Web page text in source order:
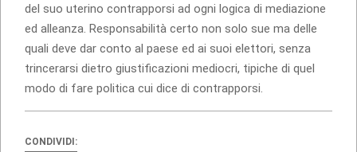
del suo uterino contrapporsi ad ogni logica di mediazione
ed alleanza. Responsabilità certo non solo sue ma delle
quali deve dar conto al paese ed ai suoi elettori, senza
trincerarsi dietro giustificazioni mediocri, tipiche di quel
modo di fare politica cui dice di contrapporsi.
CONDIVIDI: